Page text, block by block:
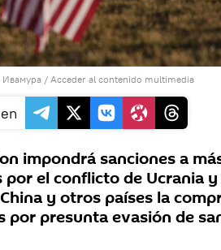
/ Acceder al contenido multimedia
impondrá sanciones a
por el conflicto de Ucrania
y otros países la
por presunta evasión de